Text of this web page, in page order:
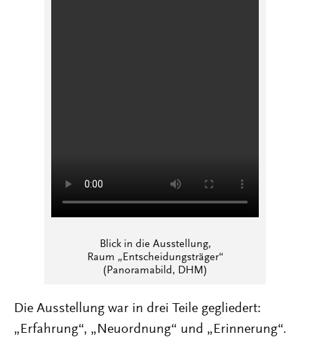
Blick in die Ausstellung,
Raum „Entscheidungsträger“
(Panoramabild, DHM)
Die Ausstellung war in drei Teile gegliedert:
„Erfahrung“, „Neuordnung“ und „Erinnerung“.